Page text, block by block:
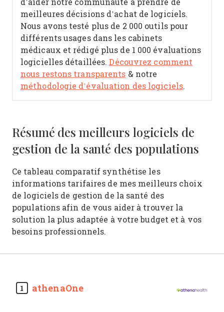
meilleures décisions d’achat de logiciels.
Nous avons testé plus de 2 000 outils pour
différents usages dans les cabinets
médicaux et rédigé plus de 1 000 évaluations
logicielles détaillées.Découvrez comment
nous restons transparents & notre
méthodologie d’évaluation des logiciels.
Résumé des meilleurs logiciels de
gestion de la santé des populations
Ce tableau comparatif synthétise les
informations tarifaires de mes meilleurs choix
de logiciels de gestion de la santé des
populations afin de vous aider à trouver la
solution la plus adaptée à votre budget et à vos
besoins professionnels.
1 athenaOne